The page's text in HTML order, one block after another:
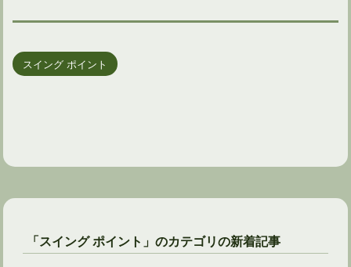
スイング ポイント
「スイング ポイント」のカテゴリの新着記事